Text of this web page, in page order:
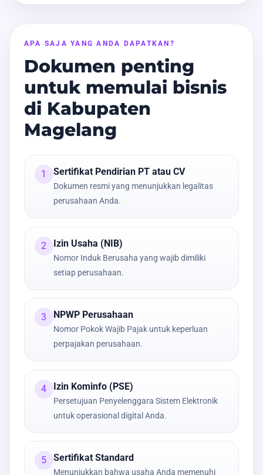
APA SAJA YANG ANDA DAPATKAN?
Dokumen penting
untuk memulai bisnis
di Kabupaten
Magelang
1 Sertifikat Pendirian PT atau CV
Dokumen resmi yang menunjukkan legalitas
perusahaan Anda.
2 Izin Usaha (NIB)
Nomor Induk Berusaha yang wajib dimiliki
setiap perusahaan.
3 NPWP Perusahaan
Nomor Pokok Wajib Pajak untuk keperluan
perpajakan perusahaan.
4 Izin Kominfo (PSE)
Persetujuan Penyelenggara Sistem Elektronik
untuk operasional digital Anda.
5 Sertifikat Standard
Menunjukkan bahwa usaha Anda memenuhi